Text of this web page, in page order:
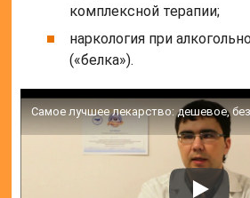
комплексной терапии;
наркология при
(«белка»).